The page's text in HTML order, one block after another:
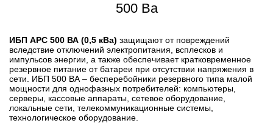
500 Ва
ИБП APC 500 ВА (0,5 кВа) защищают от повреждений
вследствие отключений электропитания, всплесков и
импульсов энергии, а также обеспечивает кратковременное
резервное питание от батареи при отсутствии напряжения в
сети. ИБП 500 ВА – бесперебойники резервного типа малой
мощности для однофазных потребителей: компьютеры,
серверы, кассовые аппараты, сетевое оборудование,
локальные сети, телекоммуникационные системы,
технологическое оборудование.